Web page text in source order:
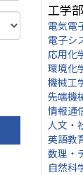
工学部
電気電
電子シ
応用化
環境化
機械工
先端機
情報通
人文・
英語教
数理・
自然科